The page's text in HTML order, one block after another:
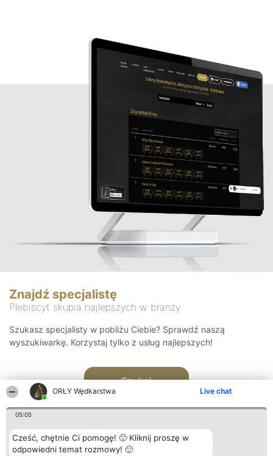
ORŁY Wędkarstwa Live chat
05:05
Cześć, chętnie Ci pomogę! 🙂 Kliknij proszę w
odpowiedni temat rozmowy! 🙂
Znajdź specjalistę
Plebiscyt skupia najlepszych w branży
Szukasz specjalisty w pobliżu Ciebie? Sprawdź naszą
wyszukiwarkę. Korzystaj tylko z usług najlepszych!
Szukaj